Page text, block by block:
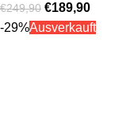
€249,90 €189,90
-29%Ausverkauft